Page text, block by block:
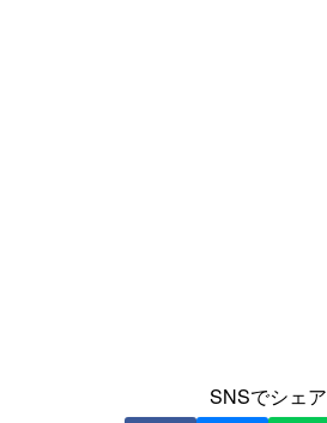
SNSでシェア